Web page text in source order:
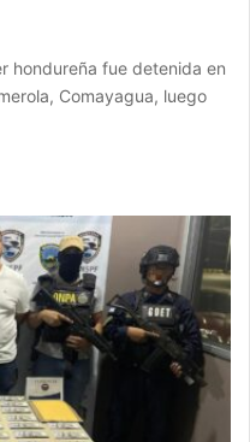
hondureña fue detenida en
Comayagua, luego